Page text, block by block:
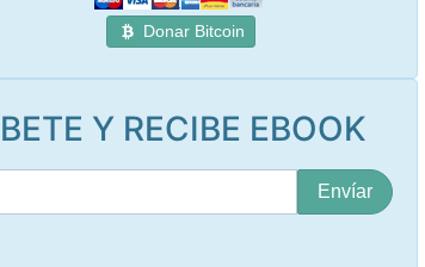
Donar Bitcoin
Y RECIBE EBOOK
u